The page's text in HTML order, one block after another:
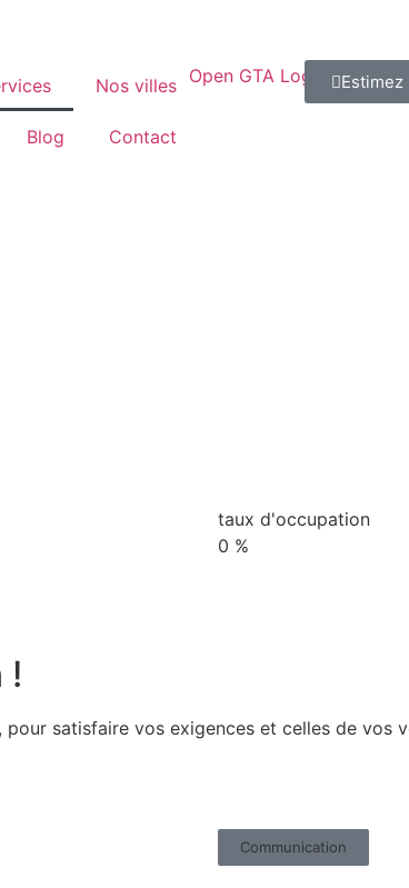
Nos villes
Blog Contact
taux d'occupation
0 %
!
satisfaire vos exigences et celles de vos
Communication​